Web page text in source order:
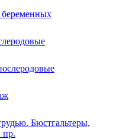
беременных
Бюстгальтеры,
пр.